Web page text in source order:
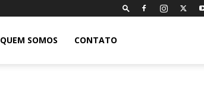
QUEM SOMOS CONTATO